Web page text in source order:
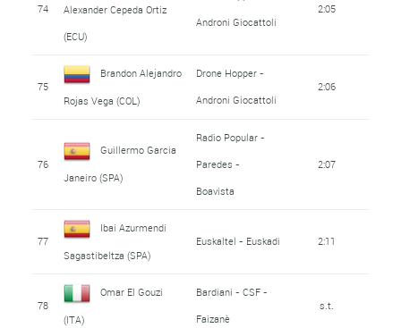
74
Alexander Cepeda Ortiz
(ECU)
Androni Giocattoli
2:05
75
Brandon Alejandro
Rojas Vega (COL)
Drone Hopper -
Androni Giocattoli
2:06
76
Guillermo Garcia
Janeiro (SPA)
Radio Popular -
Paredes -
Boavista
2:07
77
Ibai Azurmendi
Sagastibeltza (SPA)
Euskaltel - Euskadi 2:11
78
Omar El Gouzi
(ITA)
Bardiani - CSF -
Faizanè
s.t.